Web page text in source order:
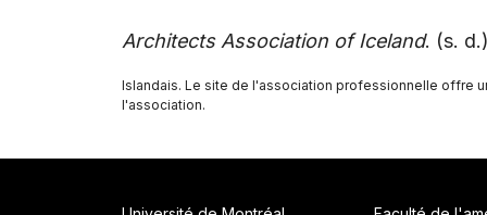
Architects Association of Iceland. (s.
Islandais. Le site de l'association professionnelle offre
l'association.